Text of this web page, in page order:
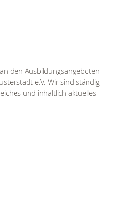
den Ausbildungsangeboten
e.V. Wir sind ständig
und inhaltlich aktuelles